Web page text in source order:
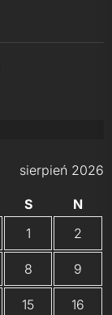
sierpień 2026
S
N
1
2
8 9
15 16